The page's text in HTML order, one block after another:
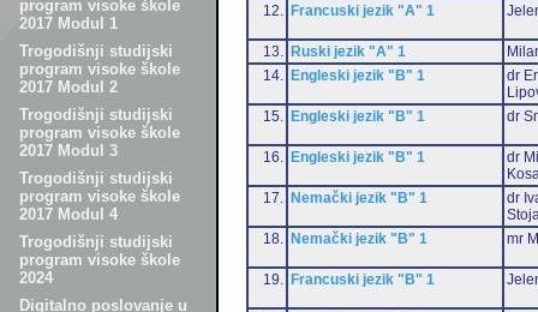
program visoke škole
2017 Modul 1
Trogodišnji studijski
program visoke škole
2017 Modul 2
Trogodišnji studijski
program visoke škole
2017 Modul 3
Trogodišnji studijski
program visoke škole
2017 Modul 4
Trogodišnji studijski
program visoke škole
2024
Digitalno poslovanje u
12. Francuski jezik "A" 1
13. Ruski jezik "A" 1
14.
Engleski jezik "B" 1
dr
15.
Engleski jezik "B" 1 dr
16. Engleski jezik "B" 1
dr
17.
Nemački jezik "B" 1
dr
18.
Nemački jezik "B" 1 mr
19. Francuski jezik "B" 1